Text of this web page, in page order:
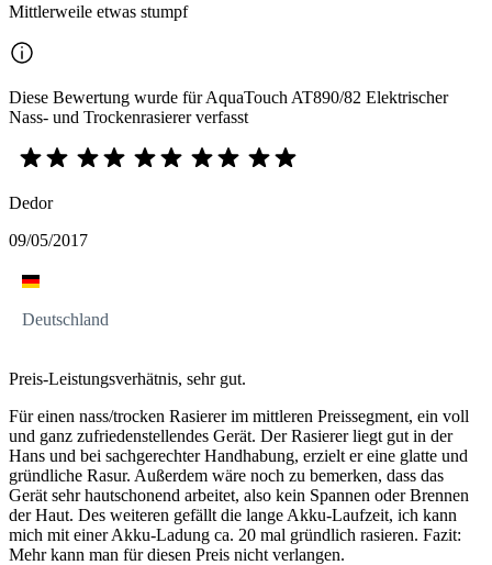
Mittlerweile etwas stumpf
Diese Bewertung wurde für AquaTouch AT890/82 Elektrischer
Nass- und Trockenrasierer verfasst
Dedor
09/05/2017
Deutschland
Preis-Leistungsverhätnis, sehr gut.
Für einen nass/trocken Rasierer im mittleren Preissegment, ein voll
und ganz zufriedenstellendes Gerät. Der Rasierer liegt gut in der
Hans und bei sachgerechter Handhabung, erzielt er eine glatte und
gründliche Rasur. Außerdem wäre noch zu bemerken, dass das
Gerät sehr hautschonend arbeitet, also kein Spannen oder Brennen
der Haut. Des weiteren gefällt die lange Akku-Laufzeit, ich kann
mich mit einer Akku-Ladung ca. 20 mal gründlich rasieren. Fazit:
Mehr kann man für diesen Preis nicht verlangen.